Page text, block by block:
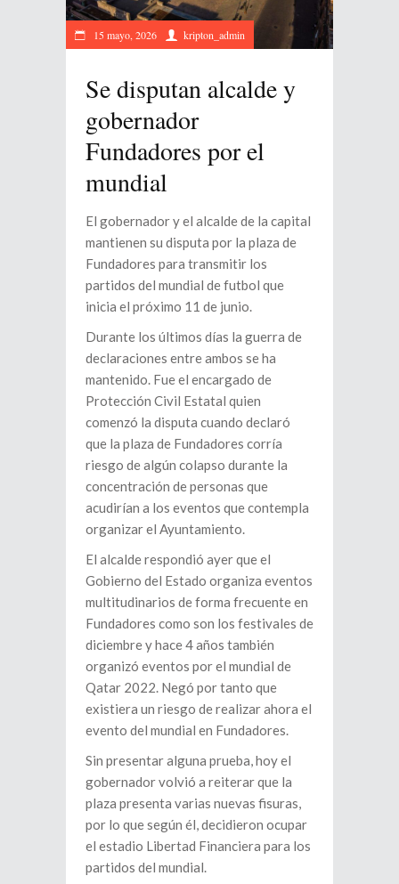
15 mayo, 2026 kripton_admin
Se disputan alcalde y
gobernador
Fundadores por el
mundial
El gobernador y el alcalde de la capital
mantienen su disputa por la plaza de
Fundadores para transmitir los
partidos del mundial de futbol que
inicia el próximo 11 de junio.
Durante los últimos días la guerra de
declaraciones entre ambos se ha
mantenido. Fue el encargado de
Protección Civil Estatal quien
comenzó la disputa cuando declaró
que la plaza de Fundadores corría
riesgo de algún colapso durante la
concentración de personas que
acudirían a los eventos que contempla
organizar el Ayuntamiento.
El alcalde respondió ayer que el
Gobierno del Estado organiza eventos
multitudinarios de forma frecuente en
Fundadores como son los festivales de
diciembre y hace 4 años también
organizó eventos por el mundial de
Qatar 2022. Negó por tanto que
existiera un riesgo de realizar ahora el
evento del mundial en Fundadores.
Sin presentar alguna prueba, hoy el
gobernador volvió a reiterar que la
plaza presenta varias nuevas fisuras,
por lo que según él, decidieron ocupar
el estadio Libertad Financiera para los
partidos del mundial.